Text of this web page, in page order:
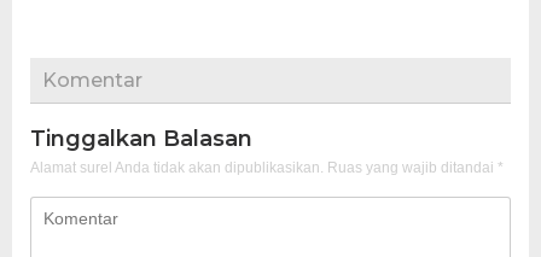
Komentar
Tinggalkan Balasan
Alamat surel Anda tidak akan dipublikasikan. Ruas yang wajib ditandai *